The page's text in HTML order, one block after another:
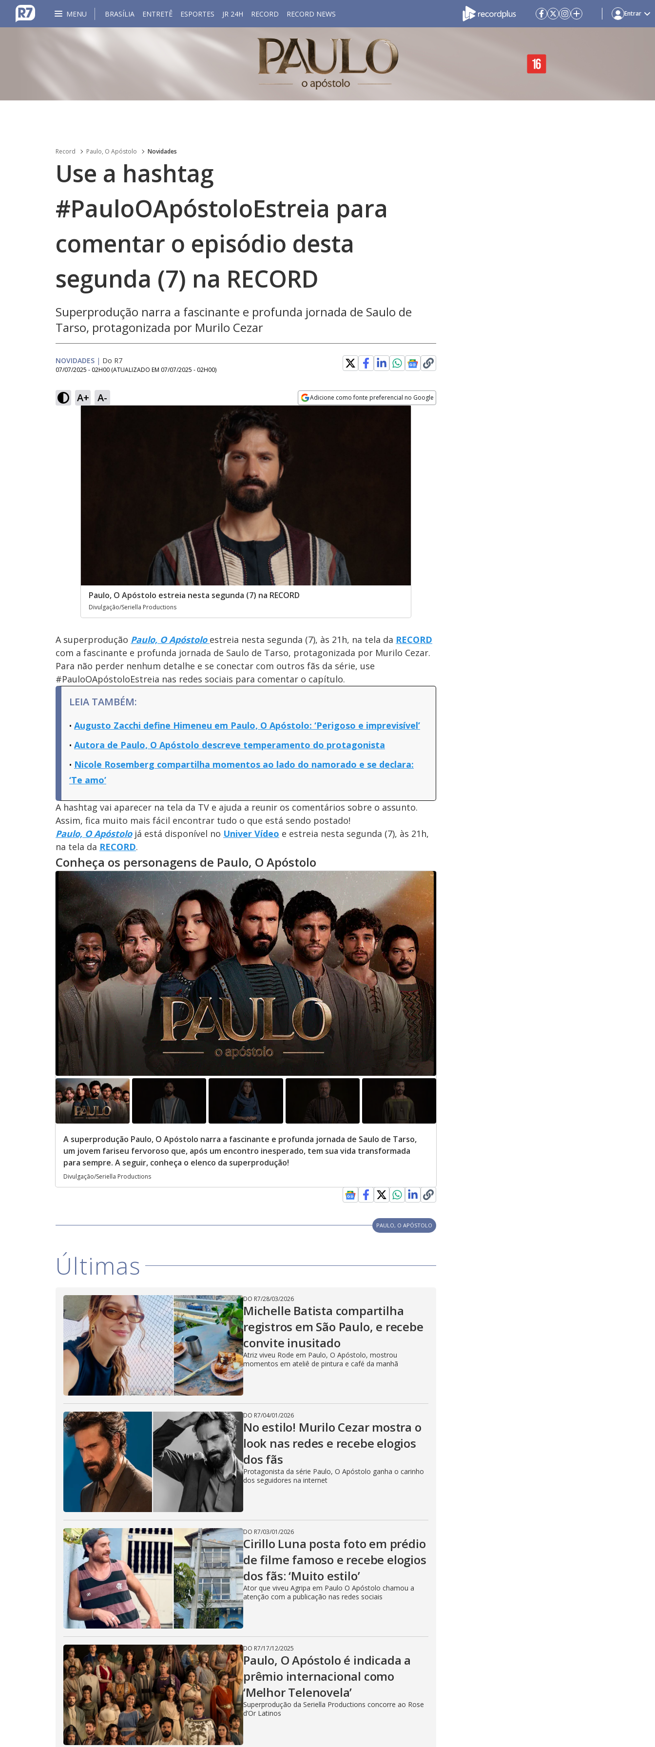
MENU BRASÍLIA ENTRETÊ ESPORTES JR 24H RECORD RECORD NEWS Entrar
Record Paulo, O Apóstolo Novidades
Use a hashtag
#PauloOApóstoloEstreia para
comentar o episódio desta
segunda (7) na RECORD
Superprodução narra a fascinante e profunda jornada de Saulo de
Tarso, protagonizada por Murilo Cezar
NOVIDADES | Do R7
07/07/2025 - 02H00 (ATUALIZADO EM 07/07/2025 - 02H00)
A+ A- Adicione como fonte preferencial no Google
Paulo, O Apóstolo estreia nesta segunda (7) na RECORD
Divulgação/Seriella Productions
A superprodução Paulo, O Apóstolo estreia nesta segunda (7), às 21h, na tela da RECORD
com a fascinante e profunda jornada de Saulo de Tarso, protagonizada por Murilo Cezar.
Para não perder nenhum detalhe e se conectar com outros fãs da série, use
#PauloOApóstoloEstreia nas redes sociais para comentar o capítulo.
LEIA TAMBÉM:
Augusto Zacchi define Himeneu em Paulo, O Apóstolo: ‘Perigoso e imprevisível’
Autora de Paulo, O Apóstolo descreve temperamento do protagonista
Nicole Rosemberg compartilha momentos ao lado do namorado e se declara:
‘Te amo’
A hashtag vai aparecer na tela da TV e ajuda a reunir os comentários sobre o assunto.
Assim, fica muito mais fácil encontrar tudo o que está sendo postado!
Paulo, O Apóstolojá está disponível no Univer Vídeo e estreia nesta segunda (7), às 21h,
na tela da RECORD.
Conheça os personagens de Paulo, O Apóstolo
A superprodução Paulo, O Apóstolo narra a fascinante e profunda jornada de Saulo de Tarso,
um jovem fariseu fervoroso que, após um encontro inesperado, tem sua vida transformada
para sempre. A seguir, conheça o elenco da superprodução!
Divulgação/Seriella Productions
PAULO, O APÓSTOLO
Últimas
DO R7/28/03/2026
Michelle Batista compartilha
registros em São Paulo, e recebe
convite inusitado
Atriz viveu Rode em Paulo, O Apóstolo, mostrou
momentos em ateliê de pintura e café da manhã
DO R7/04/01/2026
No estilo! Murilo Cezar mostra o
look nas redes e recebe elogios
dos fãs
Protagonista da série Paulo, O Apóstolo ganha o carinho
dos seguidores na internet
DO R7/03/01/2026
Cirillo Luna posta foto em prédio
de filme famoso e recebe elogios
dos fãs: ‘Muito estilo’
Ator que viveu Agripa em Paulo O Apóstolo chamou a
atenção com a publicação nas redes sociais
DO R7/17/12/2025
Paulo, O Apóstolo é indicada a
prêmio internacional como
‘Melhor Telenovela’
Superprodução da Seriella Productions concorre ao Rose
d’Or Latinos